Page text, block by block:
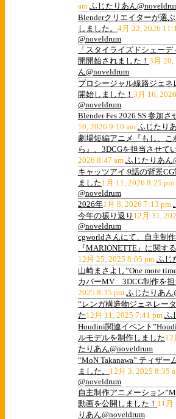
am ふじたりあん
Blenderクリエイターが選
しました。 4月 22, 2026
@noveldrum
「スタイライズドシェー
開開始されました！ 3月 20,
ん@noveldrum
プロシージャル線路ジェ
開始しました！ 3月 16,
@noveldrum
Blender Fes 2026 SS 参加さ
10, 2026 9:10 am ふじたり
劇場短編アニメ『もし、こ
ら』、3DCGを担当させて
2026 8:47 am ふじたりあん
キャッツアイ 9話の背景
ました1月 11, 2026 8:25 pm
@noveldrum
2026年1月 8, 2026 7:13 pm
今年の振り返り 12月 31,
@noveldrum
cgworldさんにて、自主制
『MARIONETTE』に関す
12月 25, 2025 8:05 pm ふじ
山崎まさよし”One more
カバーMV 3DCG制作を担
2025 8:35 pm ふじたりあん
“レンガ構造物ジェネレー
た12月 11, 2025 7:41 pm ふ
Houdini関連イベント
ルモデルを制作しました12
たりあん@noveldrum
“MoN Takanawa” ティザー
ました。 12月 3, 2025 8:35
@noveldrum
自主制作アニメーション
動画を公開しました！ 11月
りあん@noveldrum